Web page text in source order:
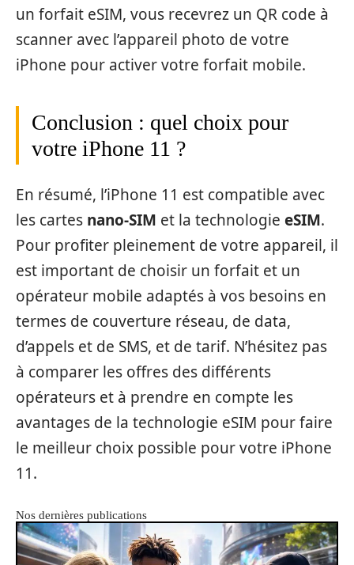
un forfait eSIM, vous recevrez un QR code à
scanner avec l’appareil photo de votre
iPhone pour activer votre forfait mobile.
Conclusion : quel choix pour
votre iPhone 11 ?
En résumé, l’iPhone 11 est compatible avec
les cartes nano-SIM et la technologie eSIM.
Pour profiter pleinement de votre appareil, il
est important de choisir un forfait et un
opérateur mobile adaptés à vos besoins en
termes de couverture réseau, de data,
d’appels et de SMS, et de tarif. N’hésitez pas
à comparer les offres des différents
opérateurs et à prendre en compte les
avantages de la technologie eSIM pour faire
le meilleur choix possible pour votre iPhone
11.
Nos dernières publications